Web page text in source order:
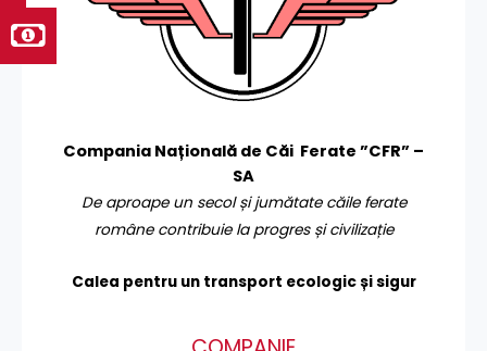
Compania Națională de Căi Ferate ”CFR” –
SA
De aproape un secol și jumătate căile ferate
române contribuie la progres și civilizație
Calea pentru un transport ecologic și sigur